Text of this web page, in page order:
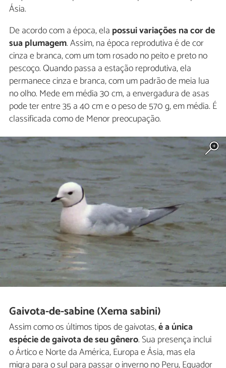
Ásia.
De acordo com a época, ela possui variações na cor de
sua plumagem. Assim, na época reprodutiva é de cor
cinza e branca, com um tom rosado no peito e preto no
pescoço. Quando passa a estação reprodutiva, ela
permanece cinza e branca, com um padrão de meia lua
no olho. Mede em média 30 cm, a envergadura de asas
pode ter entre 35 a 40 cm e o peso de 570 g, em média. É
classificada como de Menor preocupação.
Gaivota-de-sabine (Xema sabini)
Assim como os últimos tipos de gaivotas,é a única
espécie de gaivota de seu gênero. Sua presença inclui
o Ártico e Norte da América, Europa e Ásia, mas ela
migra para o sul para passar o inverno no Peru, Equador